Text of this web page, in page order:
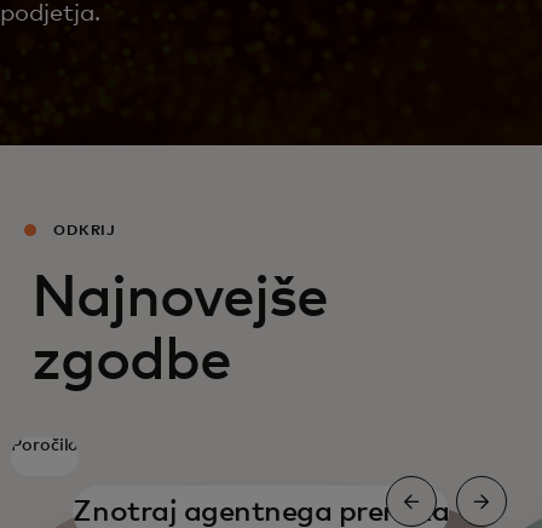
podjetja.
ODKRIJ
Najnovejše
zgodbe
Poročilo
Znotraj agentnega premika